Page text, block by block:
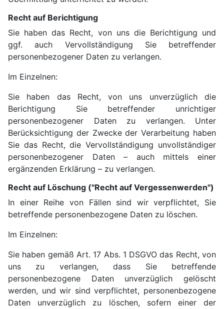
Recht auf Berichtigung
Sie haben das Recht, von uns die Berichtigung und
ggf. auch Vervollständigung Sie betreffender
personenbezogener Daten zu verlangen.
Im Einzelnen:
Sie haben das Recht, von uns unverzüglich die
Berichtigung Sie betreffender unrichtiger
personenbezogener Daten zu verlangen. Unter
Berücksichtigung der Zwecke der Verarbeitung haben
Sie das Recht, die Vervollständigung unvollständiger
personenbezogener Daten – auch mittels einer
ergänzenden Erklärung – zu verlangen.
Recht auf Löschung ("Recht auf Vergessenwerden")
In einer Reihe von Fällen sind wir verpflichtet, Sie
betreffende personenbezogene Daten zu löschen.
Im Einzelnen:
Sie haben gemäß Art. 17 Abs. 1 DSGVO das Recht, von
uns zu verlangen, dass Sie betreffende
personenbezogene Daten unverzüglich gelöscht
werden, und wir sind verpflichtet, personenbezogene
Daten unverzüglich zu löschen, sofern einer der